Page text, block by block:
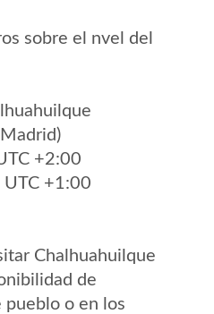
sobre el nvel del
+2:00
UTC +1:00
Chalhuahuilque
de
o en los